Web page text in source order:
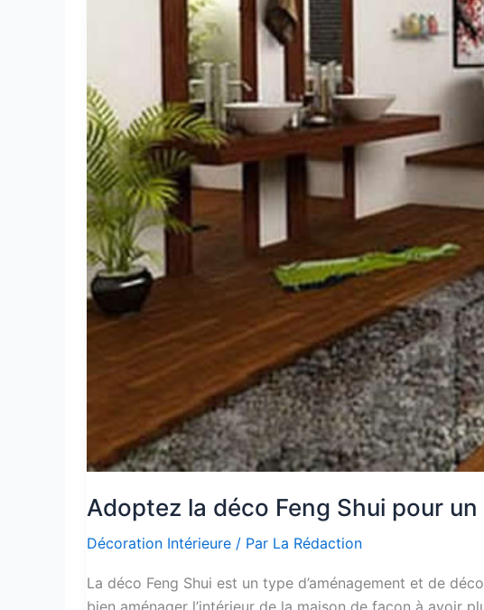
Adoptez la déco Feng Shui pour
Décoration Intérieure / Par La Rédaction
La déco Feng Shui est un type d’aménagement et de